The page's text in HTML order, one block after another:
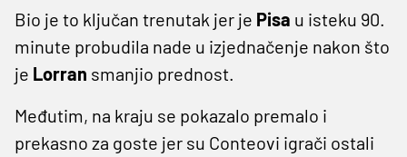
Bio je to ključan trenutak jer je Pisa u isteku 90.
minute probudila nade u izjednačenje nakon što
je Lorran smanjio prednost.
Međutim, na kraju se pokazalo premalo i
prekasno za goste jer su Conteovi igrači ostali